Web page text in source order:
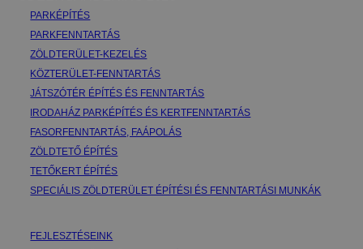
PARKÉPÍTÉS
PARKFENNTARTÁS
ZÖLDTERÜLET-KEZELÉS
KÖZTERÜLET-FENNTARTÁS
JÁTSZÓTÉR ÉPÍTÉS ÉS FENNTARTÁS
IRODAHÁZ PARKÉPÍTÉS ÉS KERTFENNTARTÁS
FASORFENNTARTÁS, FAÁPOLÁS
ZÖLDTETŐ ÉPÍTÉS
TETŐKERT ÉPÍTÉS
SPECIÁLIS ZÖLDTERÜLET ÉPÍTÉSI ÉS FENNTARTÁSI MUNKÁK
FEJLESZTÉSEINK